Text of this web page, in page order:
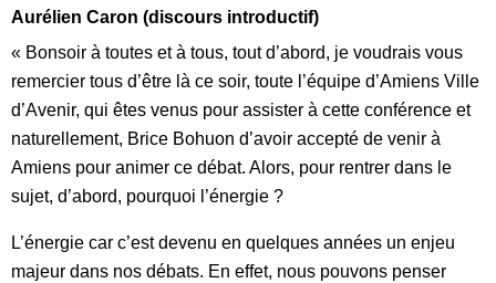
Aurélien Caron (discours introductif)
« Bonsoir à toutes et à tous, tout d’abord, je voudrais vous
remercier tous d’être là ce soir, toute l’équipe d’Amiens Ville
d’Avenir, qui êtes venus pour assister à cette conférence et
naturellement, Brice Bohuon d’avoir accepté de venir à
Amiens pour animer ce débat. Alors, pour rentrer dans le
sujet, d’abord, pourquoi l’énergie ?
L’énergie car c’est devenu en quelques années un enjeu
majeur dans nos débats. En effet, nous pouvons penser